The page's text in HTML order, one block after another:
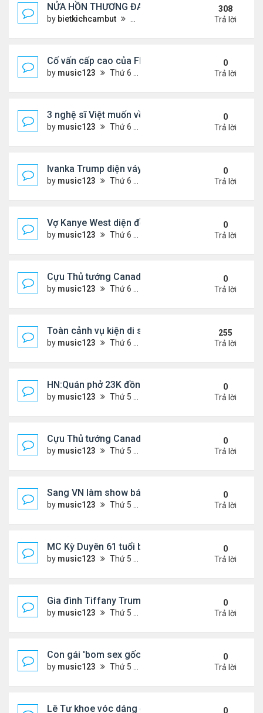
NỬA HỒN THƯƠNG ĐAU..
by bietkichcambut
308
Trả lời
Cố vấn cấp cao của FIFA từ chức để phán đối
by music123 Thứ 6 Tháng 7 31, 2026 7:15 pm
0
Trả lời
3 nghệ sĩ Việt muốn về VN nhưng số phận an bài
by music123 Thứ 6 Tháng 7 31, 2026 6:41 pm
0
Trả lời
Ivanka Trump diện váy hở eo táo bạo, khoe vòng
by music123 Thứ 6 Tháng 7 31, 2026 6:29 pm
0
Trả lời
Vợ Kanye West diện đồ xẻ bạo, dự tiệc ở đảo Ibiza
by music123 Thứ 6 Tháng 7 31, 2026 6:26 pm
0
Trả lời
Cựu Thủ tướng Canada đắm đuối khóa môi Katy
by music123 Thứ 6 Tháng 7 31, 2026 6:20 pm
0
Trả lời
Toàn cảnh vụ kiện di sản CNS VŨ LINH
by music123 Thứ 6 Tháng 1 10, 2025 4:11 pm
255
Trả lời
HN:Quán phở 23K đồng một bát, 7 năm không
by music123 Thứ 5 Tháng 7 30, 2026 7:11 pm
0
Trả lời
Cựu Thủ tướng Canada thoa kem chống nắng
by music123 Thứ 5 Tháng 7 30, 2026 7:04 pm
0
Trả lời
Sang VN làm show bán vé giá "trên trời"
by music123 Thứ 5 Tháng 7 30, 2026 6:51 pm
0
Trả lời
MC Kỳ Duyên 61 tuổi bị soi nhan sắc khi
by music123 Thứ 5 Tháng 7 30, 2026 6:37 pm
0
Trả lời
Gia đình Tiffany Trump đi nghỉ ở Spain
by music123 Thứ 5 Tháng 7 30, 2026 6:33 pm
0
Trả lời
Con gái 'bom sex gốc Việt' đón tuổi 18
by music123 Thứ 5 Tháng 7 30, 2026 6:30 pm
0
Trả lời
Lê Tư khoe vóc dáng ở châu Âu
0